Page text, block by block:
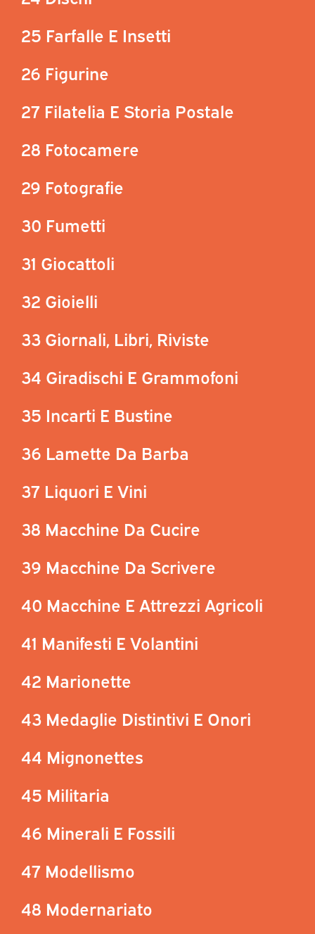
25 Farfalle E Insetti
26 Figurine
27 Filatelia E Storia Postale
28 Fotocamere
29 Fotografie
30 Fumetti
31 Giocattoli
32 Gioielli
33 Giornali, Libri, Riviste
34 Giradischi E Grammofoni
35 Incarti E Bustine
36 Lamette Da Barba
37 Liquori E Vini
38 Macchine Da Cucire
39 Macchine Da Scrivere
40 Macchine E Attrezzi Agricoli
41 Manifesti E Volantini
42 Marionette
43 Medaglie Distintivi E Onori
44 Mignonettes
45 Militaria
46 Minerali E Fossili
47 Modellismo
48 Modernariato